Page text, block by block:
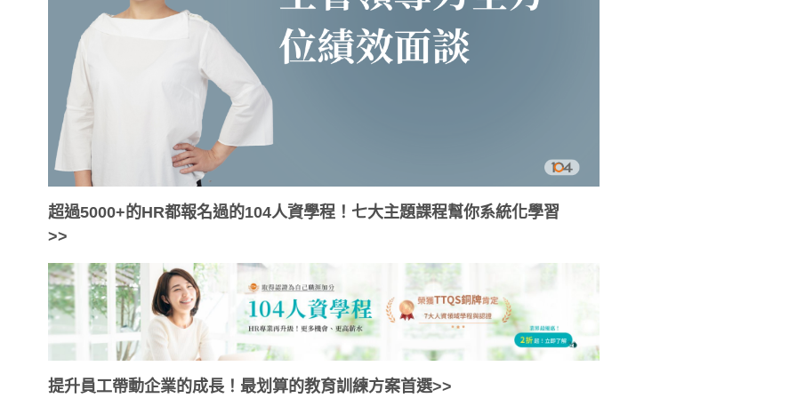
超過5000+的HR都報名過的104人資學程！七大主題課程幫你系統化學習
>>
提升員工帶動企業的成長！最划算的教育訓練方案首選>>